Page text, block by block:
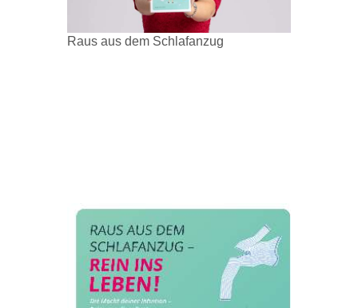
Raus aus dem Schlafanzug